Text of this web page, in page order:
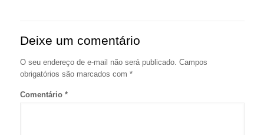
Deixe um comentário
O seu endereço de e-mail não será publicado. Campos
obrigatórios são marcados com *
Comentário *